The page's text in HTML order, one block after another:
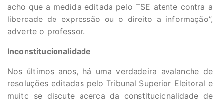
acho que a medida editada pelo TSE atente contra a
liberdade de expressão ou o direito a informação”,
adverte o professor.
Inconstitucionalidade
Nos últimos anos, há uma verdadeira avalanche de
resoluções editadas pelo Tribunal Superior Eleitoral e
muito se discute acerca da constitucionalidade de